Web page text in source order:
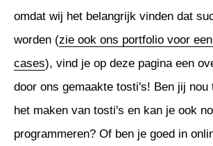
omdat wij het belangrijk vinden dat
worden (zie ook ons portfolio voor
cases), vind je op deze pagina een
door ons gemaakte tosti's! Ben jij nou
het maken van tosti's en kan je ook
programmeren? Of ben je goed in